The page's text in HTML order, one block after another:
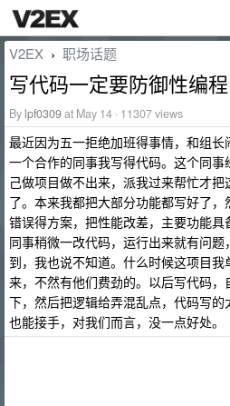
V2EX › 职场话题
写代码一定要防御性编程
By lpf0309at May 14 · 11307 views
最近因为五一拒绝加班得事情，和组
一个合作的同事我写得代码。这个同
己做项目做不出来，派我过来帮忙才
了。本来我都把大部分功能都写好了
错误得方案，把性能改差，主要功能
同事稍微一改代码，运行出来就有问
到，我也说不知道。什么时候这项目
来，不然有他们费劲的。以后写代码
下，然后把逻辑给弄混乱点，代码写
也能接手，对我们而言，没一点好处。